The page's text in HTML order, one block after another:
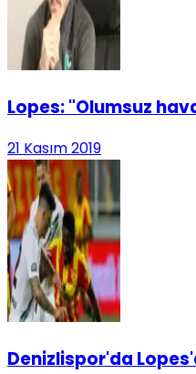
Lopes: "Olumsuz
21 Kasım 2019
Denizlispor'da